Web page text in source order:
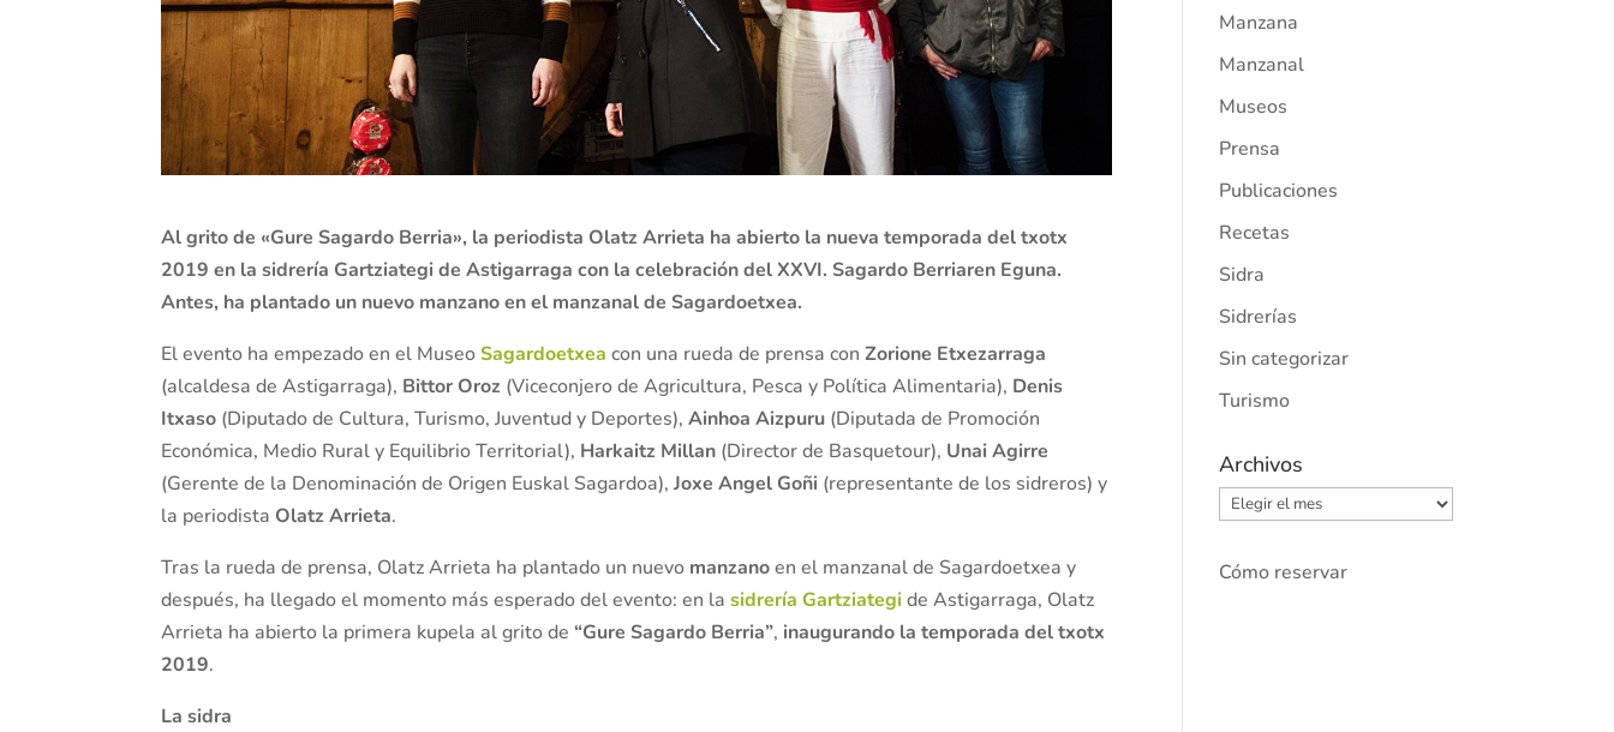
Al grito de «Gure Sagardo Berria», la periodista Olatz Arrieta ha abierto la nueva temporada del txotx
2019 en la sidrería Gartziategi de Astigarraga con la celebración del XXVI. Sagardo Berriaren Eguna.
Antes, ha plantado un nuevo manzano en el manzanal de Sagardoetxea.
El evento ha empezado en el MuseoSagardoetxea con una rueda de prensa conZorione Etxezarraga
(alcaldesa de Astigarraga), Bittor Oroz (Viceconjero de Agricultura, Pesca y Política Alimentaria), Denis
Itxaso (Diputado de Cultura, Turismo, Juventud y Deportes),Ainhoa Aizpuru (Diputada de Promoción
Económica, Medio Rural y Equilibrio Territorial), Harkaitz Millan (Director de Basquetour), Unai Agirre
(Gerente de la Denominación de Origen Euskal Sagardoa),Joxe Angel Goñi (representante de los sidreros) y
la periodista Olatz Arrieta.
Tras la rueda de prensa, Olatz Arrieta ha plantado un nuevo manzanoen el manzanal de Sagardoetxea y
después, ha llegado el momento más esperado del evento: en la sidrería Gartziategide Astigarraga, Olatz
Arrieta ha abierto la primera kupela al grito de“Gure Sagardo Berria”, inaugurando la temporada del txotx
2019.
La sidra
Manzana
Manzanal
Museos
Prensa
Publicaciones
Recetas
Sidra
Sidrerías
Sin categorizar
Turismo
Archivos
Archivos
Cómo reservar